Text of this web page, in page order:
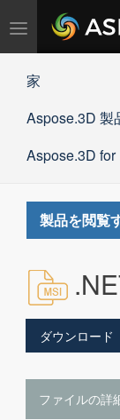
ナ
ー
ョ
の
家
Aspose.3D 製
Aspose.3D for
製品を閲覧
ダウンロード
ファイルの詳